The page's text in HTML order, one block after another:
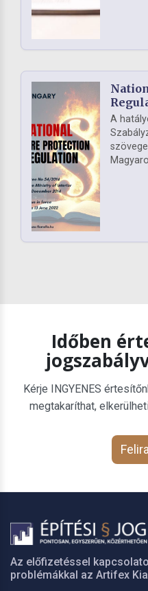
A
Időben
Kérje INGYENES
megtakaríthat,
Az előfizetéssel
problémákkal az Artifex